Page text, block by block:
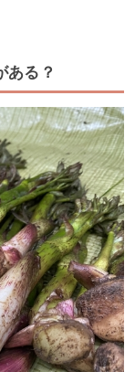
ある？